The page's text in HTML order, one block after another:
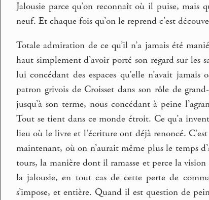
Jalousie parce qu’on reconnaît où il puise,
neuf. Et chaque fois qu’on le reprend c’est
Totale admiration de ce qu’il n’a jamais été
haut simplement d’avoir porté son regard sur les
lui concédant des espaces qu’elle n’avait
patron grivois de Croisset dans son rôle de
jusqu’à son terme, nous concédant à peine
Tout se tient dans ce monde étroit. Ce qu’a
lieu où le livre et l’écriture ont déjà renoncé.
maintenant, où on n’aurait même plus le temps
tours, la manière dont il ramasse et perce la
la jalousie, en tout cas de cette perte de
s’impose, et entière. Quand il est question de